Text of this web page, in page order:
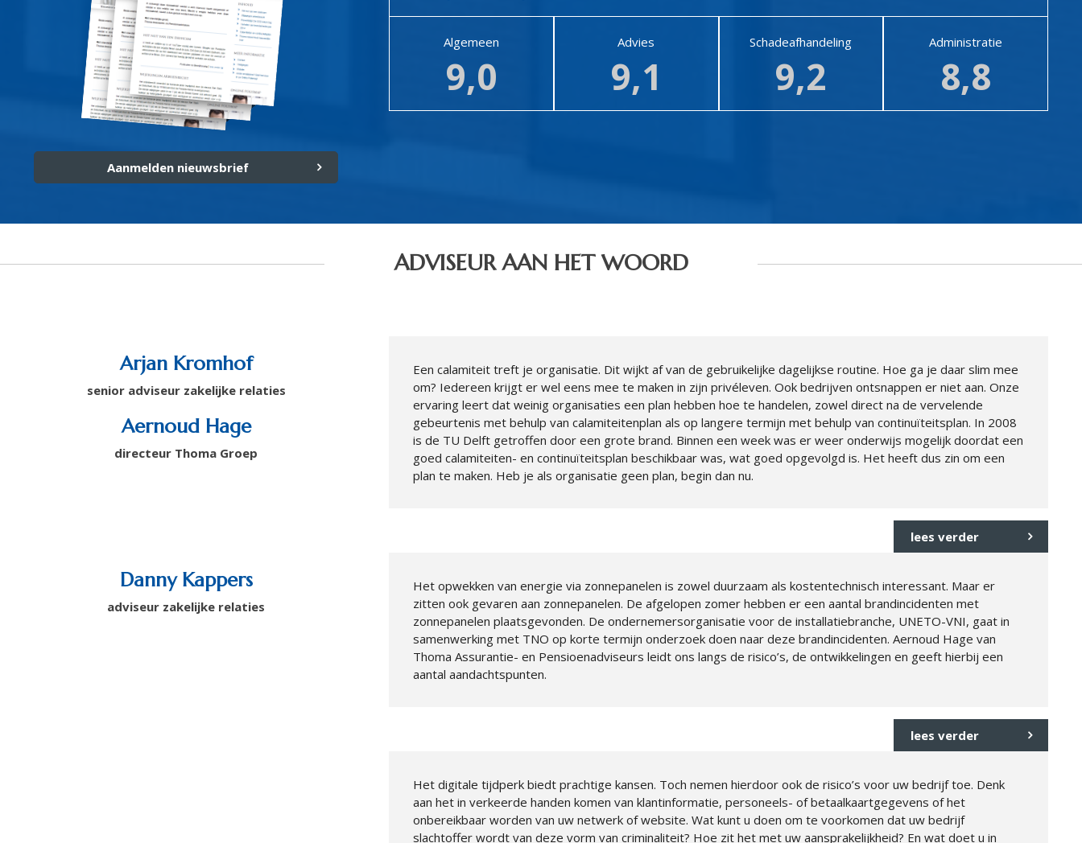
Aanmelden nieuwsbrief
Algemeen
9,0
Advies
9,1
Schadeafhandeling
9,2
Administratie
8,8
ADVISEUR AAN HET WOORD
Arjan Kromhof
senior adviseur zakelijke relaties
Een calamiteit treft je organisatie. Dit wijkt af van de gebruikelijke dagelijkse routine. Hoe ga je daar slim mee
om? Iedereen krijgt er wel eens mee te maken in zijn privéleven. Ook bedrijven ontsnappen er niet aan. Onze
ervaring leert dat weinig organisaties een plan hebben hoe te handelen, zowel direct na de vervelende
gebeurtenis met behulp van calamiteitenplan als op langere termijn met behulp van continuïteitsplan. In 2008
is de TU Delft getroffen door een grote brand. Binnen een week was er weer onderwijs mogelijk doordat een
goed calamiteiten- en continuïteitsplan beschikbaar was, wat goed opgevolgd is. Het heeft dus zin om een
plan te maken. Heb je als organisatie geen plan, begin dan nu.
lees verder
Aernoud Hage
directeur Thoma Groep
Het opwekken van energie via zonnepanelen is zowel duurzaam als kostentechnisch interessant. Maar er
zitten ook gevaren aan zonnepanelen. De afgelopen zomer hebben er een aantal brandincidenten met
zonnepanelen plaatsgevonden. De ondernemersorganisatie voor de installatiebranche, UNETO-VNI, gaat in
samenwerking met TNO op korte termijn onderzoek doen naar deze brandincidenten. Aernoud Hage van
Thoma Assurantie- en Pensioenadviseurs leidt ons langs de risico’s, de ontwikkelingen en geeft hierbij een
aantal aandachtspunten.
lees verder
Danny Kappers
adviseur zakelijke relaties
Het digitale tijdperk biedt prachtige kansen. Toch nemen hierdoor ook de risico’s voor uw bedrijf toe. Denk
aan het in verkeerde handen komen van klantinformatie, personeels- of betaalkaartgegevens of het
onbereikbaar worden van uw netwerk of website. Wat kunt u doen om te voorkomen dat uw bedrijf
slachtoffer wordt van deze vorm van criminaliteit? Hoe zit het met uw aansprakelijkheid? En wat doet u in